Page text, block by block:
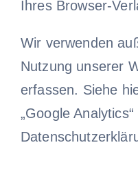
Ihres Browser-
Wir verwenden
Nutzung unserer
erfassen. Siehe
„Google